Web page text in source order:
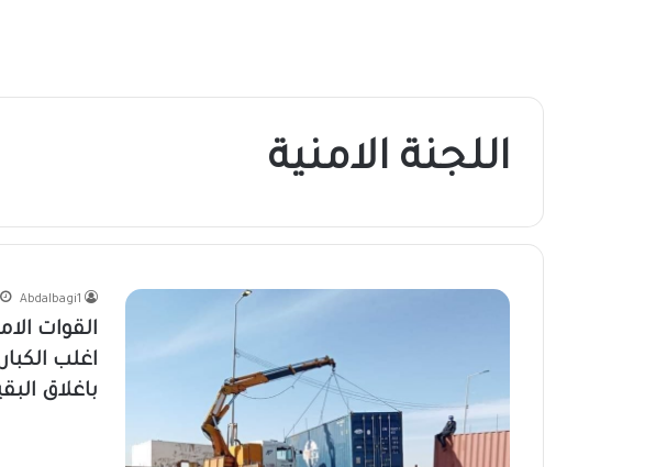
اللجنة الامنية
Abdalbagi1
القوات
اغلب
باغلاق